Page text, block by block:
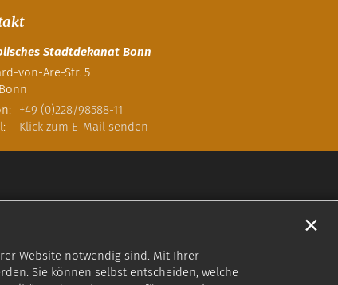
Website notwendig sind. Mit Ihrer
Sie können selbst entscheiden, welche
✕
Stadtdekanat Bonn
von-Are-Str. 5
Bonn
+49 (0)228/98588-11
Klick zum E-Mail senden